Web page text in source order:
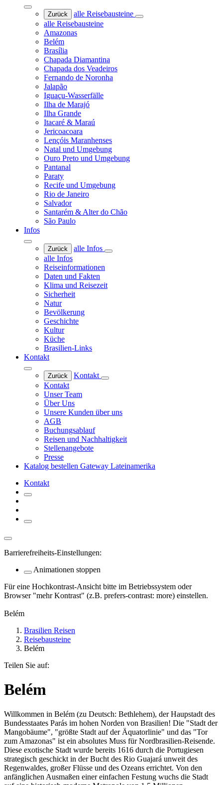
Zurück
alle Reisebausteine
alle Reisebausteine
Amazonas
Belém
Brasília
Chapada Diamantina
Chapada dos Veadeiros
Fernando de Noronha
Jalapão
Iguaçu-Wasserfälle
Ilha de Marajó
Ilha Grande
Itacaré & Maraú
Jericoacoara
Lençóis Maranhenses
Natal und Umgebung
Ouro Preto und Umgebung
Pantanal
Paraty
Recife und Umgebung
Rio de Janeiro
Salvador
Santarém & Alter do Chão
São Paulo
Infos
Zurück
alle Infos
alle Infos
Reiseinformationen
Daten und Fakten
Klima und Reisezeit
Sicherheit
Natur
Bevölkerung
Geschichte
Kultur
Küche
Brasilien-Links
Kontakt
Zurück
Kontakt
Kontakt
Unser Team
Über Uns
Unsere Kunden über uns
AGB
Buchungsablauf
Reisen und Nachhaltigkeit
Stellenangebote
Presse
Katalog bestellen Gateway Lateinamerika
Kontakt
Barrierefreiheits-Einstellungen:
Animationen stoppen
Für eine Hochkontrast-Ansicht bitte im Betriebssystem oder
Browser "mehr Kontrast" (z.B. prefers-contrast: more) einstellen.
Belém
Brasilien Reisen
Reisebausteine
Belém
Teilen Sie auf:
Belém
Willkommen in Belém (zu Deutsch: Bethlehem), der Haupstadt des
Bundesstaates Parás im hohen Norden von Brasilien! Die "Stadt der
Mangobäume", "größte Stadt auf der Äquatorlinie" und das "Tor
zum Amazonas" ist ein absolutes Muss für Nordbrasilien-Reisende.
Diese exotische Stadt wurde bereits 1616 durch die Portugiesen
strategisch geschickt in der Bucht des Rio Guajará unweit des
Regenwaldes, großer Flüsse und des Ozeans errichtet. Von den
anfänglichen Ausmaßen einer einfachen Festung wuchs die Stadt